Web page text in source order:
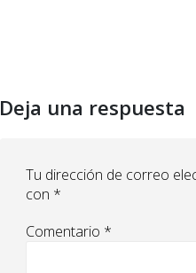
Deja una respuesta
Tu dirección de correo
con *
Comentario *